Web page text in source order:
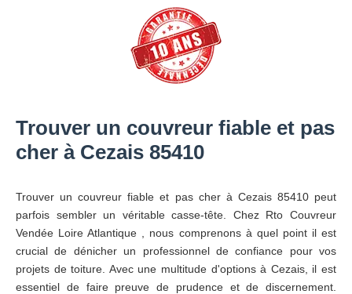
Trouver un couvreur fiable et pas
cher à Cezais 85410
Trouver un couvreur fiable et pas cher à Cezais 85410 peut
parfois sembler un véritable casse-tête. Chez Rto Couvreur
Vendée Loire Atlantique , nous comprenons à quel point il est
crucial de dénicher un professionnel de confiance pour vos
projets de toiture. Avec une multitude d'options à Cezais, il est
essentiel de faire preuve de prudence et de discernement.